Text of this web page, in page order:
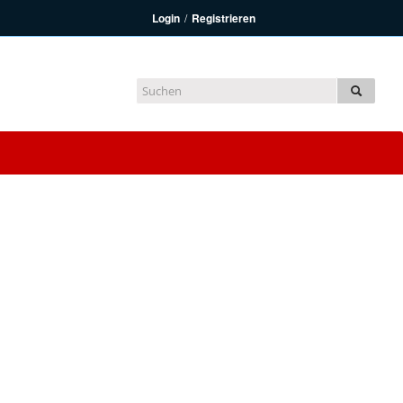
Login / Registrieren